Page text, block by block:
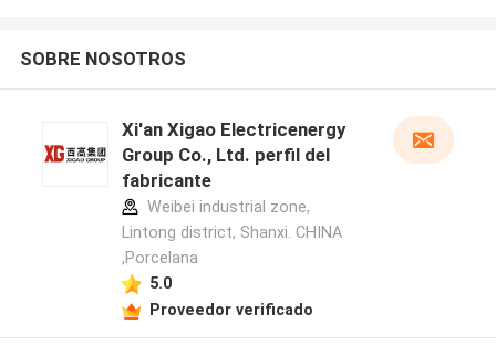
SOBRE NOSOTROS
Xi'an Xigao Electricenergy
Group Co., Ltd. perfil del
fabricante
Weibei industrial zone,
Lintong district, Shanxi. CHINA
,Porcelana
5.0
Proveedor verificado